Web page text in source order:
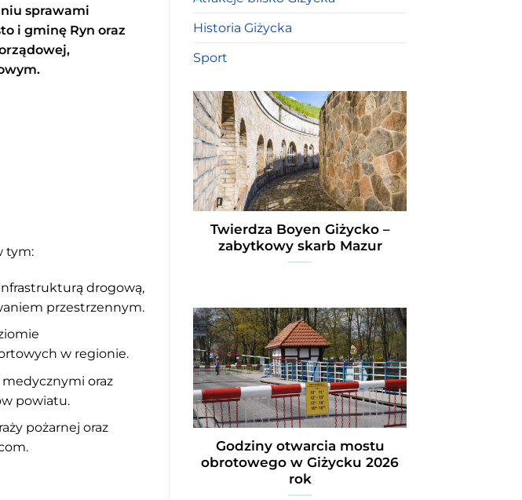
sprawami
i gminę Ryn oraz
tym:
drogową,
przestrzennym.
w regionie.
oraz
powiatu.
pożarnej oraz
Historia Giżycka
Sport
Twierdza Boyen Giżycko –
zabytkowy skarb Mazur
Godziny otwarcia mostu
obrotowego w Giżycku 2026
rok